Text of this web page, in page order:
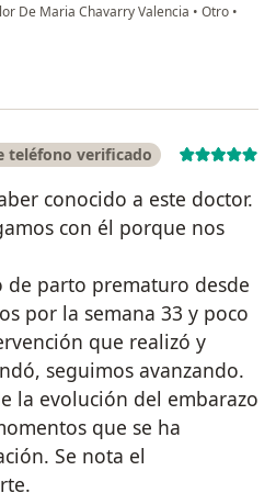
De Maria Chavarry Valencia • Otro •
teléfono verificado
conocido a este doctor.
con él porque nos
de parto prematuro desde
por la semana 33 y poco
que realizó y
seguimos avanzando.
la evolución del embarazo
que se ha
Se nota el